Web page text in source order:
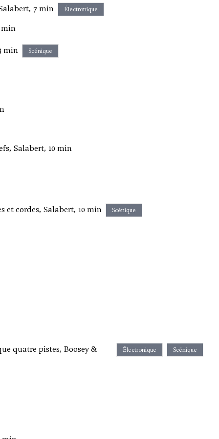
7 min Électronique
min
min Scénique
Salabert, 10 min
et cordes, Salabert, 10 min Scénique
quatre pistes, Boosey &
Électronique Scénique